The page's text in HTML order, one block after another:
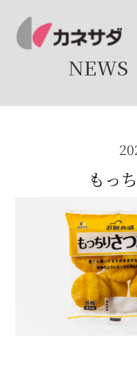
TOP
生
美味
商品
品質
直営
かね
NEWS
もっ